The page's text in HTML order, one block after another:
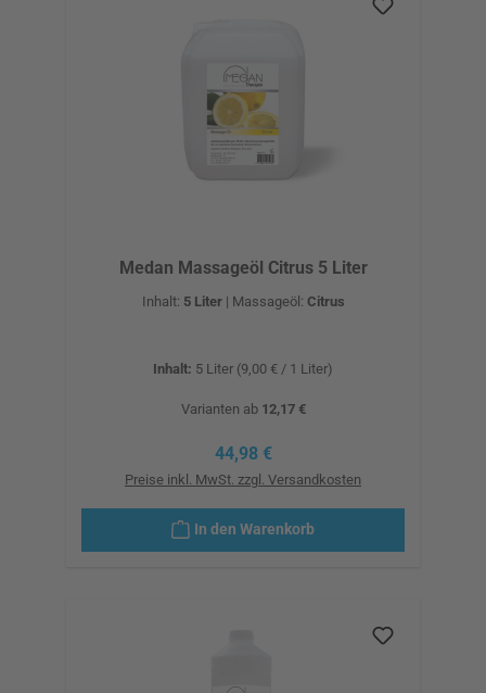
Medan Massageöl Citrus 5 Liter
Inhalt: 5 Liter | Massageöl: Citrus
Inhalt: 5 Liter (9,00 € / 1 Liter)
Varianten ab12,17 €
Regulärer Preis:
44,98 €
Preise inkl. MwSt. zzgl. Versandkosten
In den Warenkorb